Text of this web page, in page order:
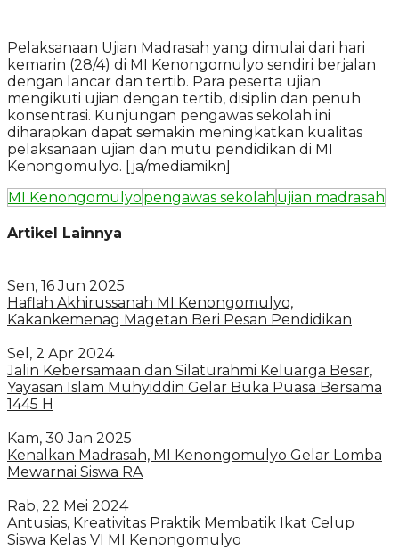
Pelaksanaan Ujian Madrasah yang dimulai dari hari
kemarin (28/4) di MI Kenongomulyo sendiri berjalan
dengan lancar dan tertib. Para peserta ujian
mengikuti ujian dengan tertib, disiplin dan penuh
konsentrasi. Kunjungan pengawas sekolah ini
diharapkan dapat semakin meningkatkan kualitas
pelaksanaan ujian dan mutu pendidikan di MI
Kenongomulyo. [ja/mediamikn]
MI Kenongomulyo pengawas sekolah ujian madrasah
Artikel Lainnya
Sen, 16 Jun 2025
Haflah Akhirussanah MI Kenongomulyo,
Kakankemenag Magetan Beri Pesan Pendidikan
Sel, 2 Apr 2024
Jalin Kebersamaan dan Silaturahmi Keluarga Besar,
Yayasan Islam Muhyiddin Gelar Buka Puasa Bersama
1445 H
Kam, 30 Jan 2025
Kenalkan Madrasah, MI Kenongomulyo Gelar Lomba
Mewarnai Siswa RA
Rab, 22 Mei 2024
Antusias, Kreativitas Praktik Membatik Ikat Celup
Siswa Kelas VI MI Kenongomulyo